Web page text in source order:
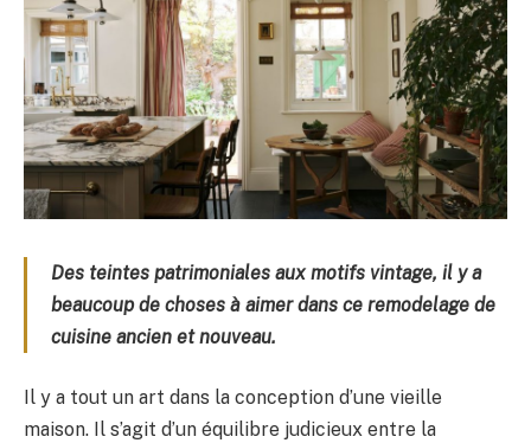
Des teintes patrimoniales aux motifs vintage, il y a
beaucoup de choses à aimer dans ce remodelage de
cuisine ancien et nouveau.
Il y a tout un art dans la conception d’une vieille
maison. Il s’agit d’un équilibre judicieux entre la